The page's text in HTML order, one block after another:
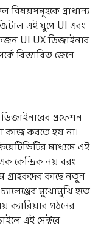
বিষয়সমূহকে প্রাধান্য
এই যুগে UI এবং
UI UX ডিজাইনার
বিস্তারিত জেনে
প্রফেশন
কাজ করতে হয় না।
মাধ্যমে এই
কেন্দ্রিক নয় বরং
গ্রাহকদের কাছে নতুন
মুখোমুখি হতে
ক্যারিয়ার গঠনের
এই সেক্টরে